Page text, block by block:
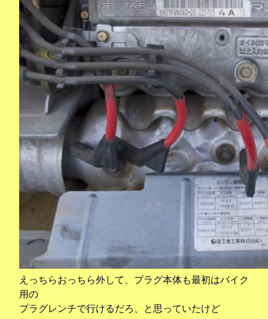
えっちらおっちら外して、プラグ本体も最初はバイク
用の
プラグレンチで行けるだろ、と思っていたけど